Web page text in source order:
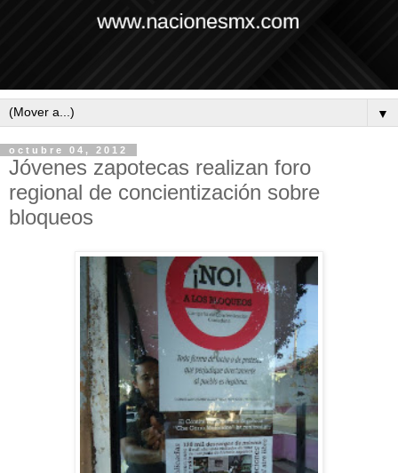
▼
octubre 04, 2012
Jóvenes zapotecas realizan foro
regional de concientización sobre
bloqueos